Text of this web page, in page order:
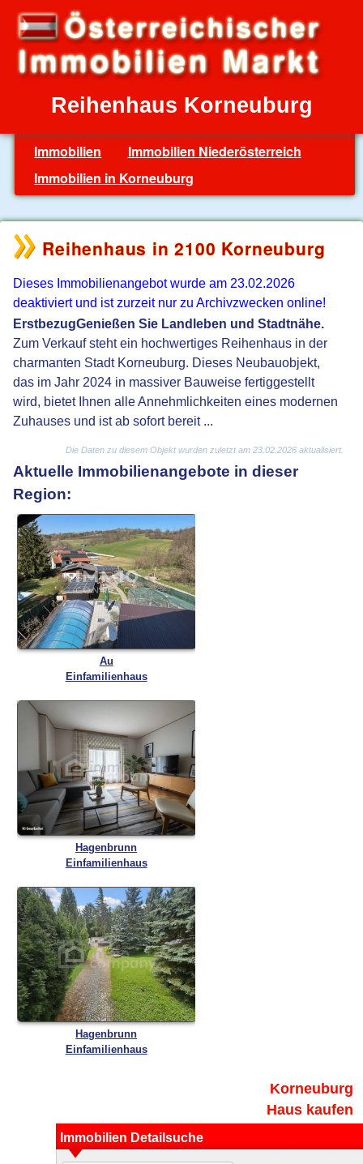
Reihenhaus Korneuburg
Immobilien
Immobilien Niederösterreich
Immobilien in Korneuburg
Reihenhaus in 2100 Korneuburg
Dieses Immobilienangebot wurde am 23.02.2026
deaktiviert und ist zurzeit nur zu Archivzwecken online!
ErstbezugGenießen Sie Landleben und Stadtnähe.
Zum Verkauf steht ein hochwertiges Reihenhaus in der
charmanten Stadt Korneuburg. Dieses Neubauobjekt,
das im Jahr 2024 in massiver Bauweise fertiggestellt
wird, bietet Ihnen alle Annehmlichkeiten eines modernen
Zuhauses und ist ab sofort bereit ...
Die Daten zu diesem Objekt wurden zuletzt am 23.02.2026 aktualisiert.
Aktuelle Immobilienangebote in dieser
Region:
Au
Einfamilienhaus
Hagenbrunn
Einfamilienhaus
Hagenbrunn
Einfamilienhaus
Korneuburg
Haus kaufen
Immobilien Detailsuche